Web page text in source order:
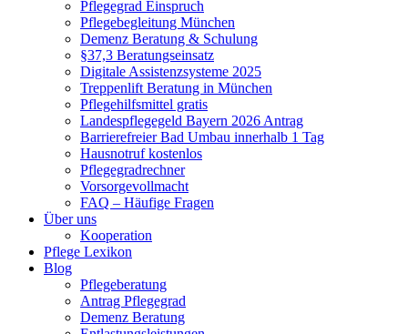
Pflegegrad Einspruch
Pflegebegleitung München
Demenz Beratung & Schulung
§37,3 Beratungseinsatz
Digitale Assistenzsysteme 2025
Treppenlift Beratung in München
Pflegehilfsmittel gratis
Landespflegegeld Bayern 2026 Antrag
Barrierefreier Bad Umbau innerhalb 1 Tag
Hausnotruf kostenlos
Pflegegradrechner
Vorsorgevollmacht
FAQ – Häufige Fragen
Über uns
Kooperation
Pflege Lexikon
Blog
Pflegeberatung
Antrag Pflegegrad
Demenz Beratung